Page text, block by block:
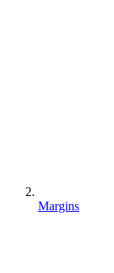
Margins